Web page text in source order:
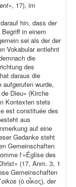
, 17), im
hin, dass der
in einem
sei als der der
Vokabular entlehnt
die
des
daraus die
aufgerufen wurde,
Dieu» (Kirche
Kontexten stets
est constituée des
aus
auf eine
Gedanke steht
Gemeinschaften
l‘«Église des
(17, Anm. 3, 1
Gemeinschaften
oikos (ὁ οἶκος), der